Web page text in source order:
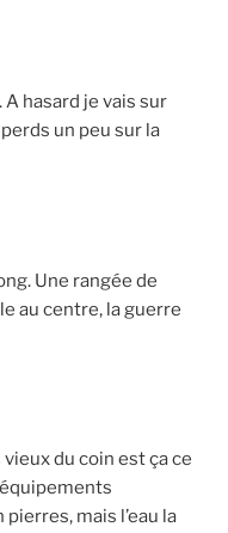
A hasard je vais sur
un peu sur la
Une rangée de
au centre, la guerre
du coin est ça ce
mais l’eau la